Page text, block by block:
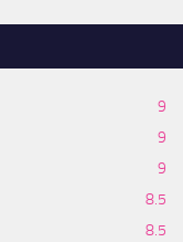
9
9
9
8.5
8.5